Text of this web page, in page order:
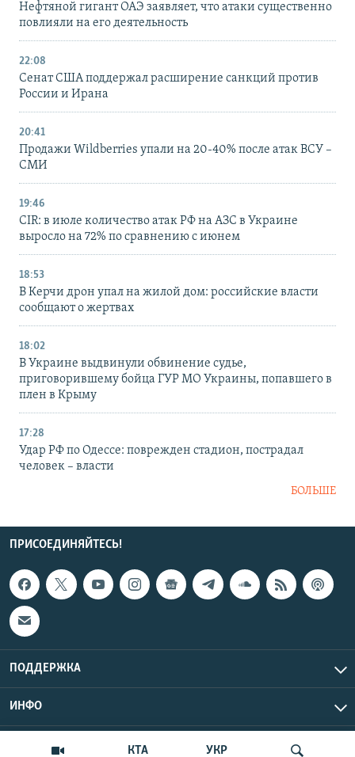
КТА УКР
Нефтяной гигант ОАЭ заявляет, что атаки существенно
повлияли на его деятельность
22:08
Сенат США поддержал расширение санкций против
России и Ирана
20:41
Продажи Wildberries упали на 20-40% после атак ВСУ –
СМИ
19:46
CIR: в июле количество атак РФ на АЗС в Украине
выросло на 72% по сравнению с июнем
18:53
В Керчи дрон упал на жилой дом: российские власти
сообщают о жертвах
18:02
В Украине выдвинули обвинение судье,
приговорившему бойца ГУР МО Украины, попавшего в
плен в Крыму
17:28
Удар РФ по Одессе: поврежден стадион, пострадал
человек – власти
БОЛЬШЕ
ПРИСОЕДИНЯЙТЕСЬ!
ПОДДЕРЖКА
ИНФО
Copyright Крым.Реалии, 2026 | Все права защищены.
UTC+3